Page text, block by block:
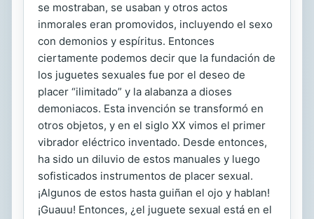
se mostraban, se usaban y otros actos
inmorales eran promovidos, incluyendo el sexo
con demonios y espíritus. Entonces
ciertamente podemos decir que la fundación de
los juguetes sexuales fue por el deseo de
placer “ilimitado” y la alabanza a dioses
demoniacos. Esta invención se transformó en
otros objetos, y en el siglo XX vimos el primer
vibrador eléctrico inventado. Desde entonces,
ha sido un diluvio de estos manuales y luego
sofisticados instrumentos de placer sexual.
¡Algunos de estos hasta guiñan el ojo y hablan!
¡Guauu! Entonces, ¿el juguete sexual está en el